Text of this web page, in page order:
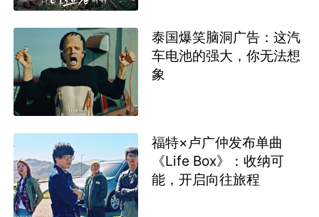
泰国爆笑脑洞广告：这汽
车电池的强大，你无法想
象
福特×卢广仲发布单曲
《Life Box》：收纳可
能，开启向往旅程